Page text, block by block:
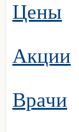
Цены
Акции
Врачи